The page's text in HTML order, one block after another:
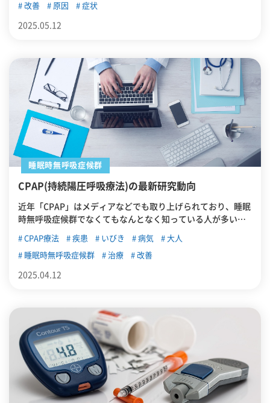
いても解説します。
改善 原因 症状
2025.05.12
睡眠時無呼吸症候群
CPAP(持続陽圧呼吸療法)の最新研究動向
近年「CPAP」はメディアなどでも取り上げられており、睡眠
時無呼吸症候群でなくてもなんとなく知っている人が多いの
eep Apnea Syndrome)の治療法の一つ「CPAP」のメカニズ
ムや効果、副作用、研究動向について紹介していきます。
CPAP療法 疾患 いびき 病気 大人
睡眠時無呼吸症候群 治療 改善
2025.04.12